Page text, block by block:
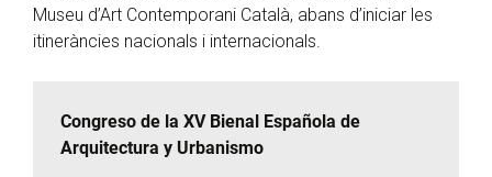
Museu d’Art Contemporani Català, abans d’iniciar les
itineràncies nacionals i internacionals.
Congreso de la XV Bienal Española de
Arquitectura y Urbanismo